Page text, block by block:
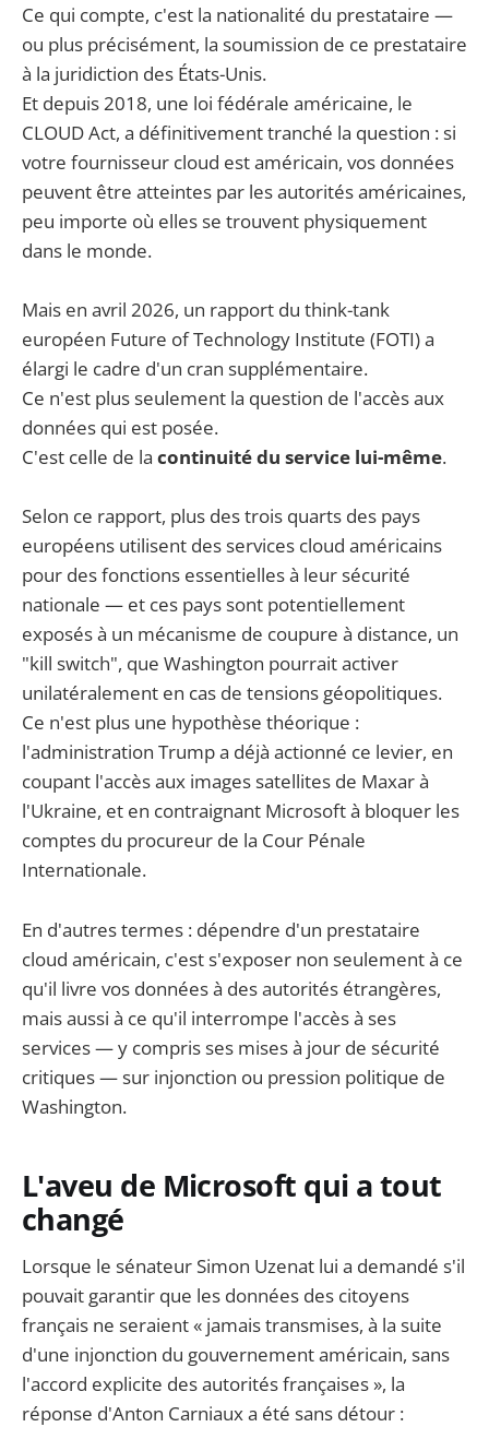
Ce qui compte, c'est la nationalité du prestataire —
ou plus précisément, la soumission de ce prestataire
à la juridiction des États-Unis.
Et depuis 2018, une loi fédérale américaine, le
CLOUD Act, a définitivement tranché la question : si
votre fournisseur cloud est américain, vos données
peuvent être atteintes par les autorités américaines,
peu importe où elles se trouvent physiquement
dans le monde.
Mais en avril 2026, un rapport du think-tank
européen Future of Technology Institute (FOTI) a
élargi le cadre d'un cran supplémentaire.
Ce n'est plus seulement la question de l'accès aux
données qui est posée.
C'est celle de la continuité du service lui-même.
Selon ce rapport, plus des trois quarts des pays
européens utilisent des services cloud américains
pour des fonctions essentielles à leur sécurité
nationale — et ces pays sont potentiellement
exposés à un mécanisme de coupure à distance, un
"kill switch", que Washington pourrait activer
unilatéralement en cas de tensions géopolitiques.
Ce n'est plus une hypothèse théorique :
l'administration Trump a déjà actionné ce levier, en
coupant l'accès aux images satellites de Maxar à
l'Ukraine, et en contraignant Microsoft à bloquer les
comptes du procureur de la Cour Pénale
Internationale.
En d'autres termes : dépendre d'un prestataire
cloud américain, c'est s'exposer non seulement à ce
qu'il livre vos données à des autorités étrangères,
mais aussi à ce qu'il interrompe l'accès à ses
services — y compris ses mises à jour de sécurité
critiques — sur injonction ou pression politique de
Washington.
L'aveu de Microsoft qui a tout
changé
Lorsque le sénateur Simon Uzenat lui a demandé s'il
pouvait garantir que les données des citoyens
français ne seraient « jamais transmises, à la suite
d'une injonction du gouvernement américain, sans
l'accord explicite des autorités françaises », la
réponse d'Anton Carniaux a été sans détour :